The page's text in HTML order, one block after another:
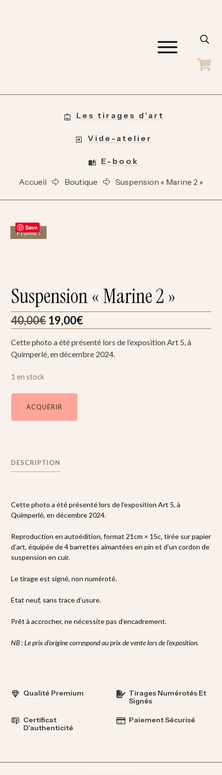
SHOP
Les tirages d'art
Vide-atelier
E-book
Accueil Boutique Suspension « Marine 2 »
Promo !
Save
Suspension « Marine 2 »
40,00€ 19,00€
Cette photo a été présenté lors de l’exposition Art 5, à
Quimperlé, en décembre 2024.
1 en stock
ACQUÉRIR
DESCRIPTION
Cette photo a été présenté lors de l’exposition Art 5, à
Quimperlé, en décembre 2024.
Reproduction en autoédition, format 21cm × 15c, tirée sur papier
d’art, équipée de 4 barrettes aimantées en pin et d’un cordon de
suspension en cuir.
Le tirage est signé, non numéroté.
Etat neuf, sans trace d’usure.
Prêt à accrocher, ne nécessite pas d’encadrement.
NB : Le prix d’origine correspond au prix de vente lors de l’exposition.
Qualité Premium
Tirages Numérotés Et
Signés
Certificat
D'authenticité
Paiement Sécurisé